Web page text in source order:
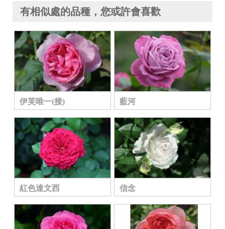
有相似處的品種，您或許會喜歡
伊芙唯一(接) 藍河
紅色達文西 信念